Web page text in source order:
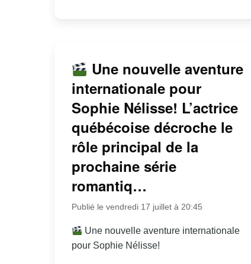
Une nouvelle aventure
internationale pour
Sophie Nélisse! L’actrice
québécoise décroche le
rôle principal de la
prochaine série
romantiq…
Publié le vendredi 17 juillet à 20:45
Une nouvelle aventure internationale
pour Sophie Nélisse!